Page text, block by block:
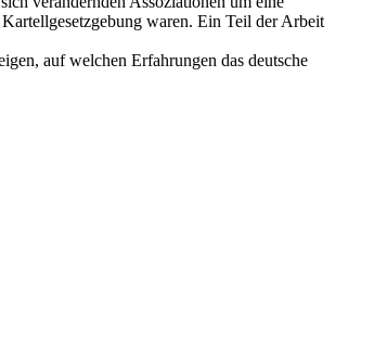
waren. Ein Teil der Arbeit
auf welchen Erfahrungen das deutsche